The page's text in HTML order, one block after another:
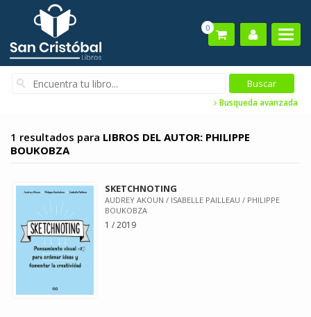
0
Busqueda avanzada
1 resultados para LIBROS DEL AUTOR: PHILIPPE
BOUKOBZA
SKETCHNOTING
AUDREY AKOUN / ISABELLE PAILLEAU / PHILIPPE
BOUKOBZA
1 / 2019